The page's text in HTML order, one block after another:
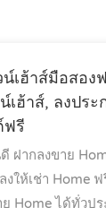
เฮ้าส์มือสอง
เฮ้าส์, ลงปร
ฟรี
ฝากลงขาย
งให้เช่า Home ฟ
ย Home ได้ทั่วป